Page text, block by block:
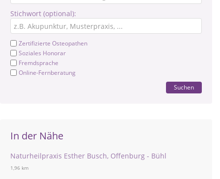
Stichwort (optional):
Zertifizierte Osteopathen
Soziales Honorar
Fremdsprache
Online-Fernberatung
Suchen
In der Nähe
Naturheilpraxis Esther Busch, Offenburg - Bühl
1,96 km